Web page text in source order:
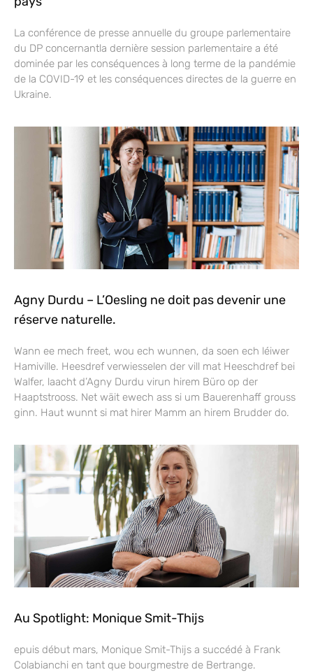
La conférence de presse annuelle du groupe parlementaire
du DP concernantla dernière session parlementaire a été
dominée par les conséquences à long terme de la pandémie
de la COVID-19 et les conséquences directes de la guerre en
Ukraine.
Agny Durdu – L’Oesling ne doit pas devenir une
réserve naturelle.
Wann ee mech freet, wou ech wunnen, da soen ech léiwer
Hamiville. Heesdref verwiesselen der vill mat Heeschdref bei
Walfer, laacht d’Agny Durdu virun hirem Büro op der
Haaptstrooss. Net wäit ewech ass si um Bauerenhaff grouss
ginn. Haut wunnt si mat hirer Mamm an hirem Brudder do.
Au Spotlight: Monique Smit-Thijs
epuis début mars, Monique Smit-Thijs a succédé à Frank
Colabianchi en tant que bourgmestre de Bertrange.